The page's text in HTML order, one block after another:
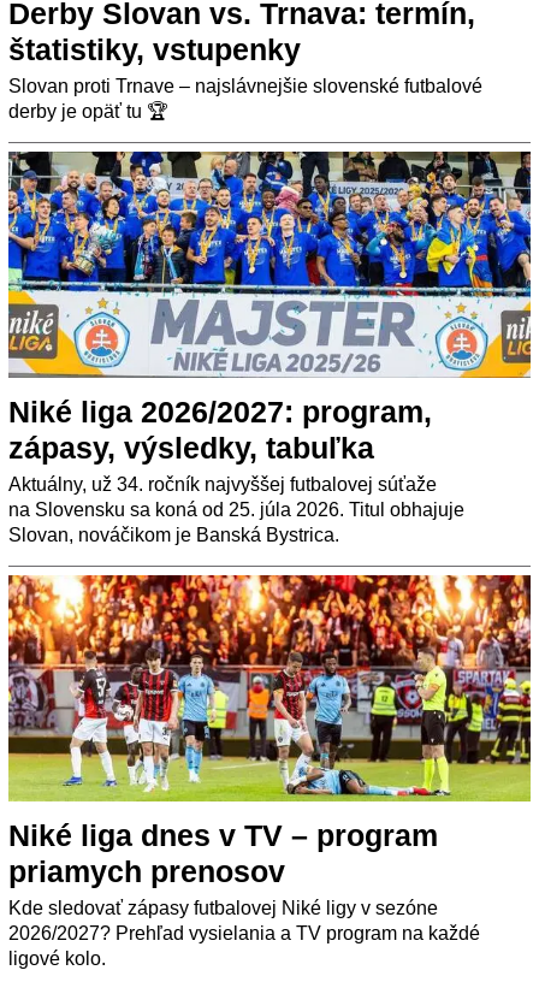
Derby Slovan vs. Trnava: termín,
štatistiky, vstupenky
Slovan proti Trnave – najslávnejšie slovenské futbalové
derby je opäť tu 🏆
Niké liga 2026/2027: program,
zápasy, výsledky, tabuľka
Aktuálny, už 34. ročník najvyššej futbalovej súťaže
na Slovensku sa koná od 25. júla 2026. Titul obhajuje
Slovan, nováčikom je Banská Bystrica.
Niké liga dnes v TV – program
priamych prenosov
Kde sledovať zápasy futbalovej Niké ligy v sezóne
2026/2027? Prehľad vysielania a TV program na každé
ligové kolo.